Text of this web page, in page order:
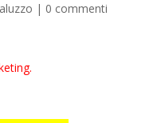
| 0 commenti